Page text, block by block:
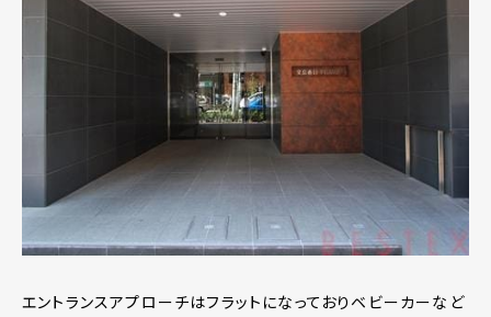
エントランスアプローチはフラットになっておりベビーカーなど